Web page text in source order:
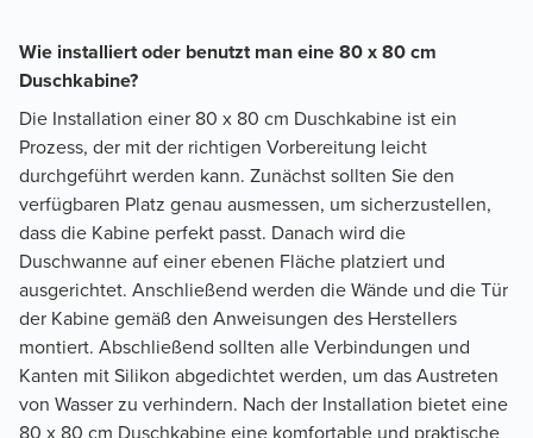
Wie installiert oder benutzt man eine 80 x 80 cm
Duschkabine?
Die Installation einer 80 x 80 cm Duschkabine ist ein
Prozess, der mit der richtigen Vorbereitung leicht
durchgeführt werden kann. Zunächst sollten Sie den
verfügbaren Platz genau ausmessen, um sicherzustellen,
dass die Kabine perfekt passt. Danach wird die
Duschwanne auf einer ebenen Fläche platziert und
ausgerichtet. Anschließend werden die Wände und die Tür
der Kabine gemäß den Anweisungen des Herstellers
montiert. Abschließend sollten alle Verbindungen und
Kanten mit Silikon abgedichtet werden, um das Austreten
von Wasser zu verhindern. Nach der Installation bietet eine
80 x 80 cm Duschkabine eine komfortable und praktische